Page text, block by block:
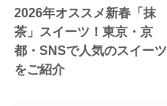
2026年オススメ新春「抹
茶」スイーツ！東京・京
都・SNSで人気のスイーツ
をご紹介